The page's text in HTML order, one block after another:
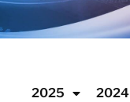
2025 2024